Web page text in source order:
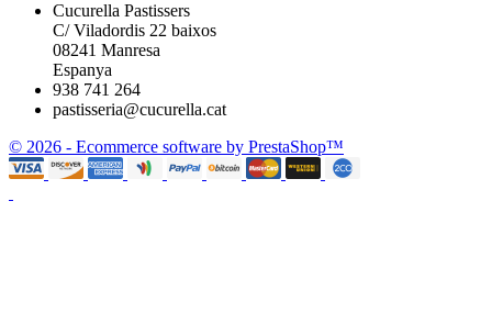
Cucurella Pastissers
C/ Viladordis 22 baixos
08241 Manresa
Espanya
938 741 264
pastisseria@cucurella.cat
© 2026 - Ecommerce software by PrestaShop™